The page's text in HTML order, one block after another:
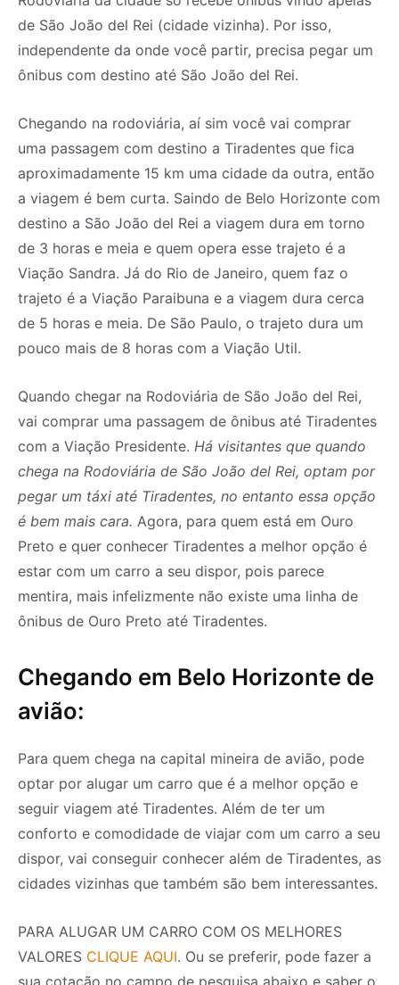
de São João del Rei (cidade vizinha). Por isso,
independente da onde você partir, precisa pegar um
ônibus com destino até São João del Rei.
Chegando na rodoviária, aí sim você vai comprar
uma passagem com destino a Tiradentes que fica
aproximadamente 15 km uma cidade da outra, então
a viagem é bem curta. Saindo de Belo Horizonte com
destino a São João del Rei a viagem dura em torno
de 3 horas e meia e quem opera esse trajeto é a
Viação Sandra. Já do Rio de Janeiro, quem faz o
trajeto é a Viação Paraibuna e a viagem dura cerca
de 5 horas e meia. De São Paulo, o trajeto dura um
pouco mais de 8 horas com a Viação Util.
Quando chegar na Rodoviária de São João del Rei,
vai comprar uma passagem de ônibus até Tiradentes
com a Viação Presidente. Há visitantes que quando
chega na Rodoviária de São João del Rei, optam por
pegar um táxi até Tiradentes, no entanto essa opção
é bem mais cara. Agora, para quem está em Ouro
Preto e quer conhecer Tiradentes a melhor opção é
estar com um carro a seu dispor, pois parece
mentira, mais infelizmente não existe uma linha de
ônibus de Ouro Preto até Tiradentes.
Chegando em Belo Horizonte de
avião:
Para quem chega na capital mineira de avião, pode
optar por alugar um carro que é a melhor opção e
seguir viagem até Tiradentes. Além de ter um
conforto e comodidade de viajar com um carro a seu
dispor, vai conseguir conhecer além de Tiradentes, as
cidades vizinhas que também são bem interessantes.
PARA ALUGAR UM CARRO COM OS MELHORES
VALORES CLIQUE AQUI. Ou se preferir, pode fazer a
sua cotação no campo de pesquisa abaixo e saber o